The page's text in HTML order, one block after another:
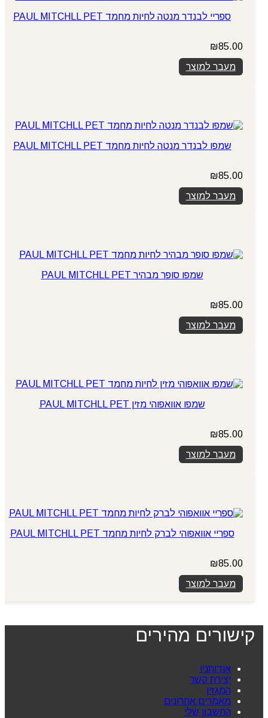
ספריי לבנדר מנטה לחיות מחמד PAUL MITCHLL PET
₪85.00
מעבר למוצר
שמפו לבנדר מנטה לחיות מחמד PAUL MITCHLL PET
₪85.00
מעבר למוצר
שמפו סופר מבהיר PAUL MITCHLL PET
₪85.00
מעבר למוצר
שמפו אוואפוהי מזין PAUL MITCHLL PET
₪85.00
מעבר למוצר
ספריי אוואפוהי לברק לחיות מחמד PAUL MITCHLL PET
₪85.00
מעבר למוצר
קישורים מהירים
אודותניו
יצירת קשר
המגזין
מאמרים אחרונים
החשבון שלי